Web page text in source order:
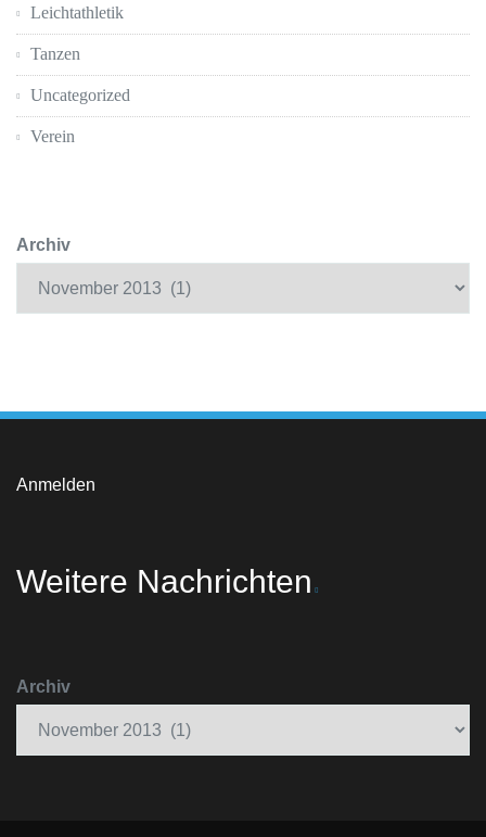
Leichtathletik
Tanzen
Uncategorized
Verein
Archiv
Anmelden
Weitere Nachrichten
Archiv